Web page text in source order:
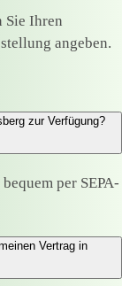
Sie Ihren
angeben.
zur Verfügung?
per SEPA-
Vertrag in